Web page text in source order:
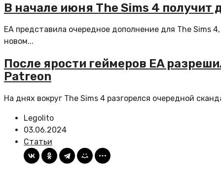
В начале июня The Sims 4 получит
EA представила очередное дополнение для The Sims
новом...
После ярости геймеров EA
Patreon
На днях вокруг The Sims 4 разгорелся очередной
Legolito
03.06.2024
Статьи